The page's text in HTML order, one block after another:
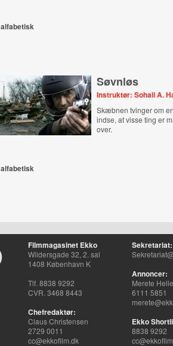
alfabetisk
Søvnløs
Instruktør: Sohail A.
Skæbnen tvinger om
indse, at visse ting er
over.
alfabetisk
Filmmagasinet Ekko
Wildersgade 32, 2. sal
1408 København K
Tlf. 8838 9292
CVR. 3468 8443
Chefredaktør:
Claus Christensen
2729 0011
cc@ekkofilm.dk
Sekretariat:
Annoncer:
Merete
6111 5851
Ekko
8838 9292